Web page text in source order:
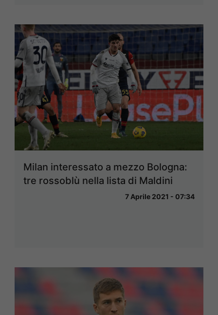
Milan interessato a mezzo Bologna:
tre rossoblù nella lista di Maldini
7 Aprile 2021 - 07:34